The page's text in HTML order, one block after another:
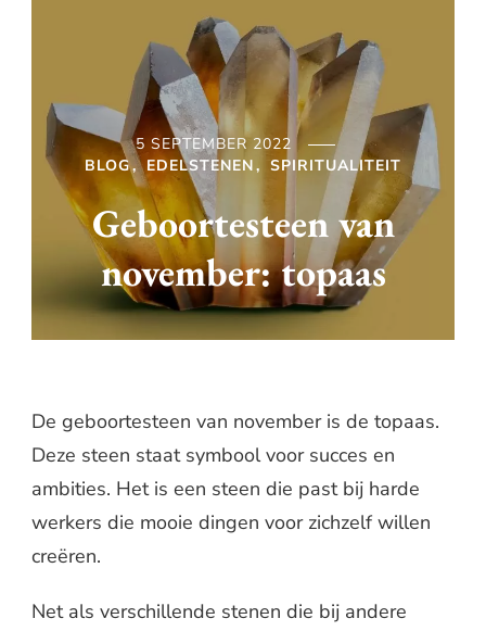
5 SEPTEMBER 2022
BLOG
EDELSTENEN SPIRITUALITEIT
Geboortesteen van
november: topaas
De geboortesteen van november is de topaas.
Deze steen staat symbool voor succes en
ambities. Het is een steen die past bij harde
werkers die mooie dingen voor zichzelf willen
creëren.
Net als verschillende stenen die bij andere